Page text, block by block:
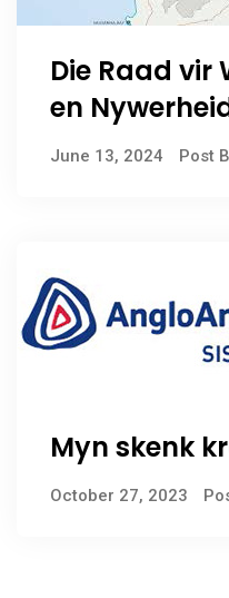
Die Raad vir
en
neem aan
June 13, 2024 Post
Myn skenk
October 27, 2023